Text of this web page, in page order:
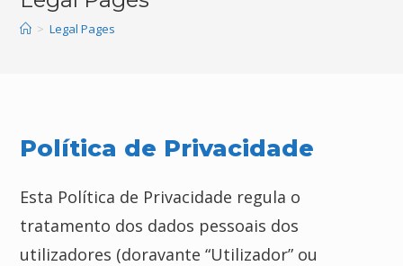
> Legal Pages
Política de Privacidade
Esta Política de Privacidade regula o
tratamento dos dados pessoais dos
utilizadores (doravante “Utilizador” ou